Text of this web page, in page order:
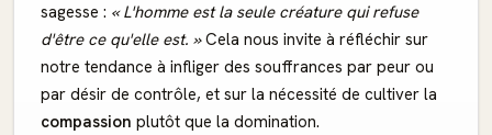
sagesse : « L'homme est la seule créature qui refuse
d'être ce qu'elle est. »Cela nous invite à réfléchir sur
notre tendance à infliger des souffrances par peur ou
par désir de contrôle, et sur la nécessité de cultiver la
compassion plutôt que la domination.